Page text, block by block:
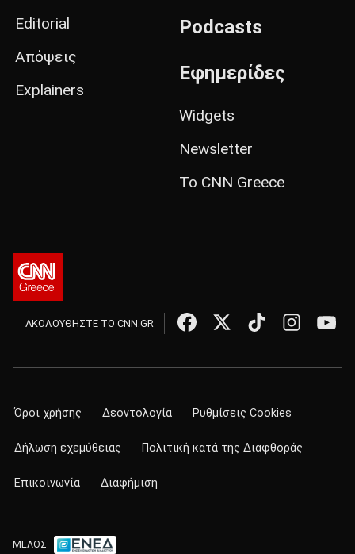
Editorial
Απόψεις
Explainers
Podcasts
Εφημερίδες
Widgets
Newsletter
Το CNN Greece
ΑΚΟΛΟΥΘΗΣΤΕ ΤΟ CNN.GR
Όροι χρήσης Δεοντολογία Ρυθμίσεις Cookies
Δήλωση εχεμύθειας Πολιτική κατά της Διαφθοράς
Επικοινωνία Διαφήμιση
ΜΕΛΟΣ